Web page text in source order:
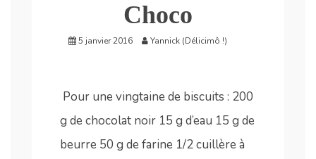
Choco
5 janvier 2016 Yannick (Délicimô !)
Pour une vingtaine de biscuits : 200
g de chocolat noir 15 g d’eau 15 g de
beurre 50 g de farine 1/2 cuillère à